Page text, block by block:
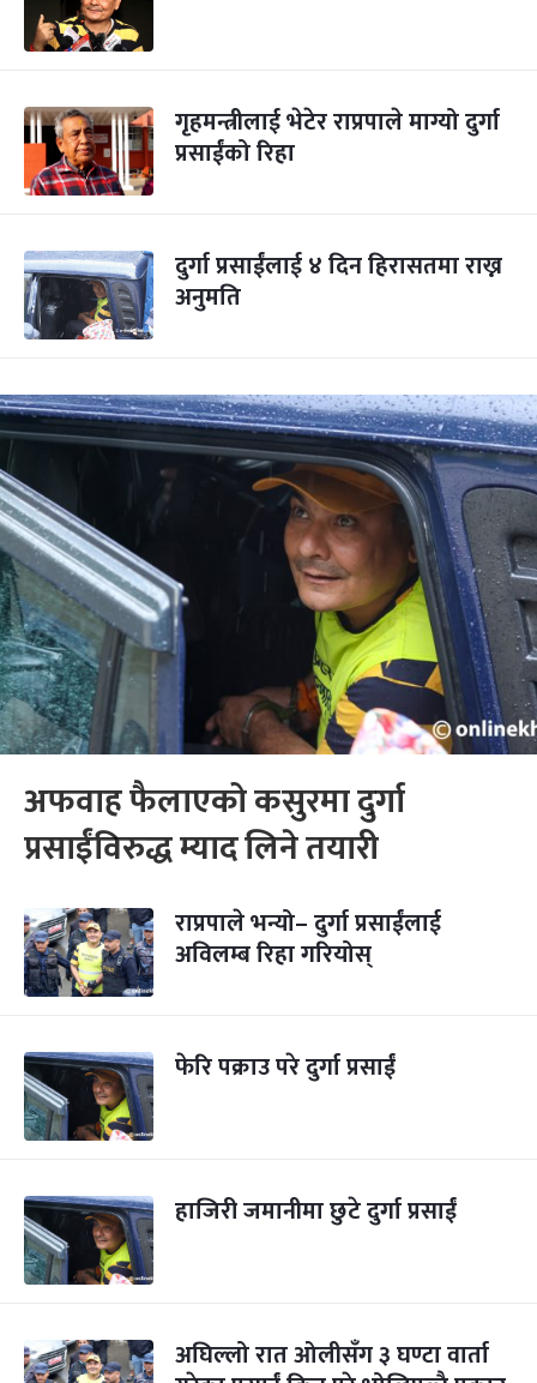
गृहमन्त्रीलाई भेटेर राप्रपाले माग्यो दुर्गा
प्रसाईंको रिहा
दुर्गा प्रसाईंलाई ४ दिन हिरासतमा राख्न
अनुमति
अफवाह फैलाएको कसुरमा दुर्गा
प्रसाईंविरुद्ध म्याद लिने तयारी
राप्रपाले भन्यो– दुर्गा प्रसाईंलाई
अविलम्ब रिहा गरियोस्
फेरि पक्राउ परे दुर्गा प्रसाईं
हाजिरी जमानीमा छुटे दुर्गा प्रसाईं
अघिल्लो रात ओलीसँग ३ घण्टा वार्ता